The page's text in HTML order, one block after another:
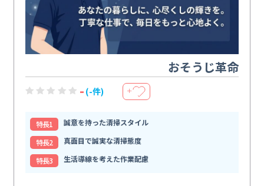
おそうじ革命
- (-件) ＋
特⻑1
誠意を持った清掃スタイル
特⻑2
真面目で誠実な清掃態度
特⻑3
生活導線を考えた作業配慮